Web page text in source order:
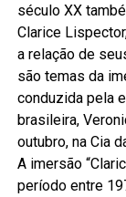
século XX
Clarice
a relação de
são temas da
conduzida pela
brasileira,
outubro, na Cia
A imersão
período entre